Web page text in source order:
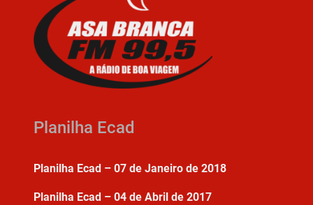
Planilha Ecad
Planilha Ecad – 07 de Janeiro de 2018
Planilha Ecad – 04 de Abril de 2017